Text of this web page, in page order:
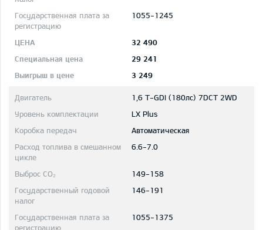
1055-1245
32 490
29 241
3 249
1,6 T-GDI (180лс) 7DCT 2WD
LX Plus
Автоматическая
6.6-7.0
149-158
146-191
1055-1375